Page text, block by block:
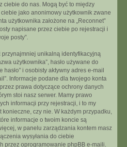
ciebie do nas. Mogą być to między
jako anonimowy użytkownik zwane
użytkownika założone na „Reconnet”
napisane przez ciebie po rejestracji i
posty”.
unikalną identyfikacyjną
użytkownika”, hasło używane do
hasło” i osobisty aktywny adres e-mail
Informacje podane dla twojego konta
prawa dotyczące ochrony danych
stoi nasz serwer. Mamy prawo
informacji przy rejestracji, i to my
czy nie. W każdym przypadku,
informacje o twoim koncie są
w panelu zarządzania kontem masz
wysyłania do ciebie
przez oprogramowanie phpBB e-maili.